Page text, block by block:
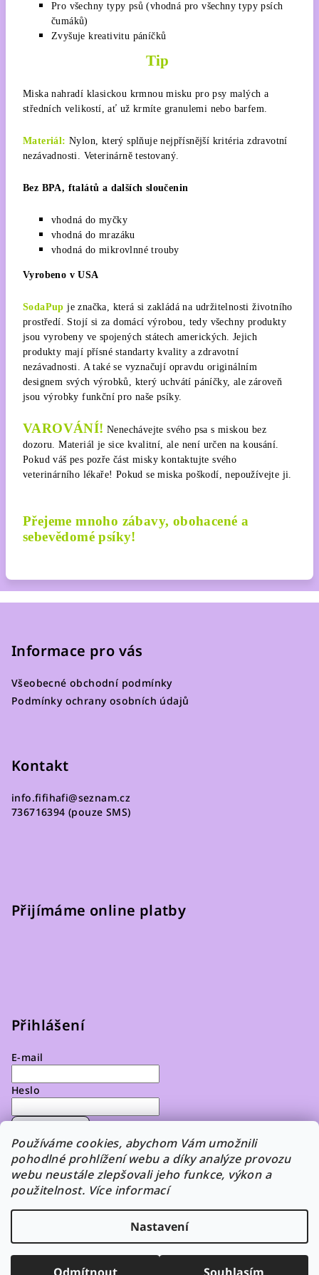
Používáme cookies, abychom Vám umožnili
pohodlné prohlížení webu a díky analýze provozu
webu neustále zlepšovali jeho funkce, výkon a
použitelnost. Více informací
Nastavení
Pro všechny typy psů (vhodná pro všechny typy psích
čumáků)
Zvyšuje kreativitu páníčků
Tip
Miska nahradí klasickou krmnou misku pro psy malých a
středních velikostí, ať už krmíte granulemi nebo barfem.
Materiál: Nylon, který splňuje nejpřísnější kritéria zdravotní
nezávadnosti. Veterinárně testovaný.
Bez BPA, ftalátů a dalších sloučenin
vhodná do myčky
vhodná do mrazáku
vhodná do mikrovlnné trouby
Vyrobeno v USA
SodaPup je značka, která si zakládá na udržitelnosti životního
prostředí. Stojí si za domácí výrobou, tedy všechny produkty
jsou vyrobeny ve spojených státech amerických. Jejich
produkty mají přísné standarty kvality a zdravotní
nezávadnosti. A také se vyznačují opravdu originálním
designem svých výrobků, který uchvátí páníčky, ale zároveň
jsou výrobky funkční pro naše psíky.
VAROVÁNÍ! Nenechávejte svého psa s miskou bez
dozoru. Materiál je sice kvalitní, ale není určen na kousání.
Pokud váš pes pozře část misky kontaktujte svého
veterinárního lékaře! Pokud se miska poškodí, nepoužívejte ji.
Přejeme mnoho zábavy, obohacené a
sebevědomé psíky!
Informace pro vás
Všeobecné obchodní podmínky
Podmínky ochrany osobních údajů
Kontakt
info.fifihafi@seznam.cz
736716394 (pouze SMS)
Přijímáme online platby
Přihlášení
E-mail
Heslo
Nová registraceZapomenuté heslo
Copyright 2026FiFi HaFi. Všechna práva vyhrazena.
Upravit nastavení cookies